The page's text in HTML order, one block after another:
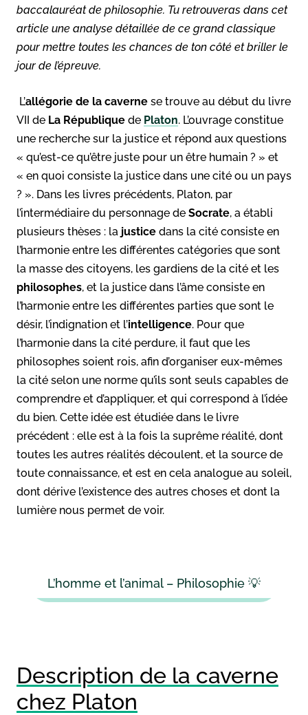
baccalauréat de philosophie. Tu retrouveras dans cet
article une analyse détaillée de ce grand classique
pour mettre toutes les chances de ton côté et briller le
jour de l’épreuve.
L’allégorie de la caverne se trouve au début du livre
VII de La République de Platon. L’ouvrage constitue
une recherche sur la justice et répond aux questions
« qu’est-ce qu’être juste pour un être humain ? » et
« en quoi consiste la justice dans une cité ou un pays
? ». Dans les livres précédents, Platon, par
l’intermédiaire du personnage de Socrate, a établi
plusieurs thèses : la justice dans la cité consiste en
l’harmonie entre les différentes catégories que sont
la masse des citoyens, les gardiens de la cité et les
philosophes, et la justice dans l’âme consiste en
l’harmonie entre les différentes parties que sont le
désir, l’indignation et l’intelligence. Pour que
l’harmonie dans la cité perdure, il faut que les
philosophes soient rois, afin d’organiser eux-mêmes
la cité selon une norme qu’ils sont seuls capables de
comprendre et d’appliquer, et qui correspond à l’idée
du bien. Cette idée est étudiée dans le livre
précédent : elle est à la fois la suprême réalité, dont
toutes les autres réalités découlent, et la source de
toute connaissance, et est en cela analogue au soleil,
dont dérive l’existence des autres choses et dont la
lumière nous permet de voir.
L’homme et l’animal – Philosophie 💡
Description de la caverne
chez Platon